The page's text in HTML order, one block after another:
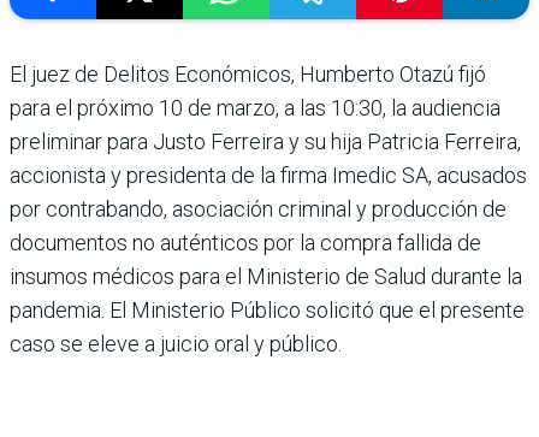
El juez de Delitos Económicos, Humberto Otazú fijó
para el próximo 10 de marzo, a las 10:30, la audiencia
preliminar para Justo Ferreira y su hija Patricia Ferreira,
accionista y presidenta de la firma Imedic SA, acusados
por contrabando, asociación criminal y producción de
documentos no auténticos por la compra fallida de
insumos médicos para el Ministerio de Salud durante la
pandemia. El Ministerio Público solicitó que el presente
caso se eleve a juicio oral y público.